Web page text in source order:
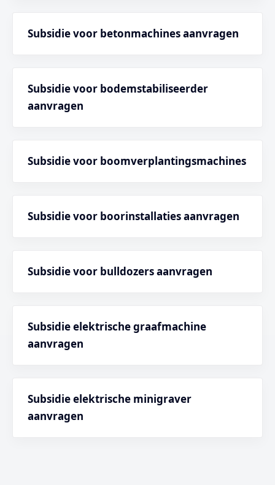
Subsidie voor betonmachines aanvragen
Subsidie voor bodemstabiliseerder
aanvragen
Subsidie voor boomverplantingsmachines
Subsidie voor boorinstallaties aanvragen
Subsidie voor bulldozers aanvragen
Subsidie elektrische graafmachine
aanvragen
Subsidie elektrische minigraver
aanvragen